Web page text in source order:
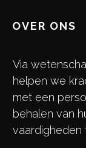
OVER ONS
Via
helpen we
met een
behalen van
vaardigheden